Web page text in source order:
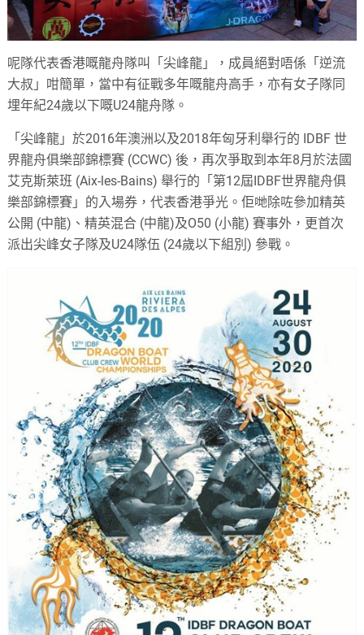
呢隊代表香港嘅龍舟隊叫「尖峰龍」，成員絕對唔係「逆流
大叔」咁簡單，當中有征戰多年嘅龍舟高手，亦有女子隊同
埋年紀24歲以下嘅U24龍舟隊。
「尖峰龍」於2016年澳洲以及2018年匈牙利舉行的 IDBF 世
界龍舟俱樂部錦標賽 (CCWC) 後，再次爭取到本年8月於法國
艾克斯萊班 (Aix-les-Bains) 舉行的「第12屆IDBF世界龍舟俱
樂部錦標賽」的入場券，代表香港爭光。佢哋除咗參加精英
公開 (中龍)、精英混合 (中龍)及O50 (小龍) 賽事外，更首次
派出尖峰女子隊及U24隊伍 (24歲以下組別) 參戰。